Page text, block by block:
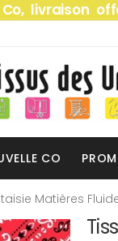
Co, livraison
CO
Matières